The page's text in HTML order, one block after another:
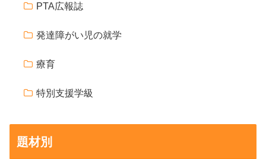
PTA広報誌
発達障がい児の就学
療育
特別支援学級
題材別